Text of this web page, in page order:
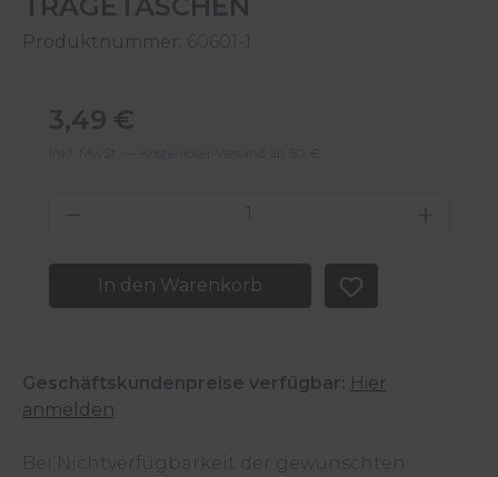
Produktnummer: 60601-1
Regulärer Preis:
3,49 €
Produkt Anzahl: Gib den
In den Warenkorb
Geschäftskundenpreise verfügbar: Hier
anmelden
Bei Nichtverfügbarkeit der gewünschten